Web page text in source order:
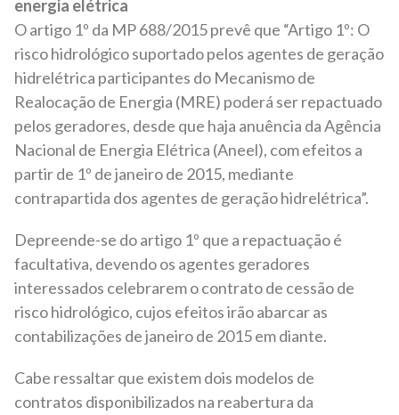
energia elétrica
O artigo 1º da MP 688/2015 prevê que “Artigo 1º: O
risco hidrológico suportado pelos agentes de geração
hidrelétrica participantes do Mecanismo de
Realocação de Energia (MRE) poderá ser repactuado
pelos geradores, desde que haja anuência da Agência
Nacional de Energia Elétrica (Aneel), com efeitos a
partir de 1º de janeiro de 2015, mediante
contrapartida dos agentes de geração hidrelétrica”.
Depreende-se do artigo 1º que a repactuação é
facultativa, devendo os agentes geradores
interessados celebrarem o contrato de cessão de
risco hidrológico, cujos efeitos irão abarcar as
contabilizações de janeiro de 2015 em diante.
Cabe ressaltar que existem dois modelos de
contratos disponibilizados na reabertura da